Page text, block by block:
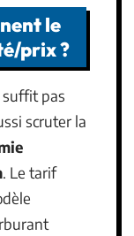
le
prix ?
suffit pas
scruter la
. Le tarif